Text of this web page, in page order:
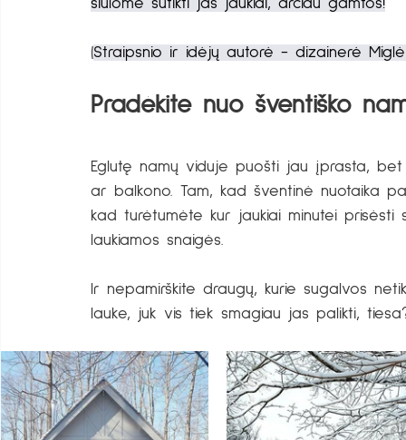
siūlome sutikti jas jaukiai, arčiau gamtos!
(Straipsnio ir idėjų autorė - dizainerė
Pradėkite nuo šventiško
Eglutę namų viduje puošti jau įprasta,
ar balkono. Tam, kad šventinė nuotaika
kad turėtumėte kur jaukiai minutei
laukiamos snaigės.
Ir nepamirškite draugų, kurie sugalvos
lauke, juk vis tiek smagiau jas palikti,